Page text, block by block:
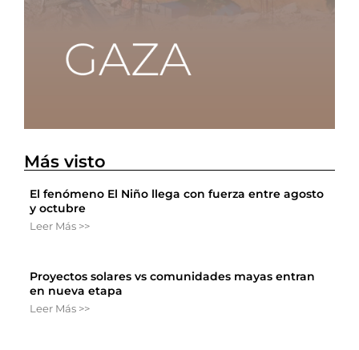
Más visto
El fenómeno El Niño llega con fuerza entre agosto
y octubre
Leer Más >>
Proyectos solares vs comunidades mayas entran
en nueva etapa
Leer Más >>